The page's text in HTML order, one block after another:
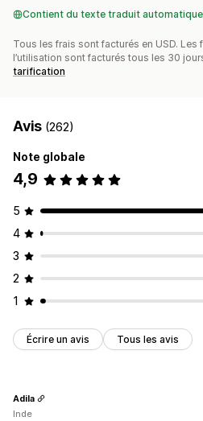
Contient du texte traduit
Tous les frais sont facturés en USD. Les
l’utilisation sont facturés tous les 30
tarification
Avis (262)
Note globale
4,9
5
4
3
2
1
Écrire un avis Tous les avis
Adila
Inde